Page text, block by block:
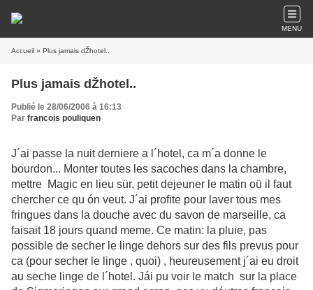
MENU
Accueil » Plus jamais dŽhotel..
Plus jamais dŽhotel..
Publié le 28/06/2006 à 16:13
Par francois pouliquen
J´ai passe la nuit derniere a l´hotel, ca m´a donne le
bourdon... Monter toutes les sacoches dans la chambre,
mettre Magic en lieu sür, petit dejeuner le matin oü il faut
chercher ce qu ón veut. J´ai profite pour laver tous mes
fringues dans la douche avec du savon de marseille, ca
faisait 18 jours quand meme. Ce matin: la pluie, pas
possible de secher le linge dehors sur des fils prevus pour
ca (pour secher le linge , quoi) , heureusement j´ai eu droit
au seche linge de l´hotel. Jái pu voir le match sur la place